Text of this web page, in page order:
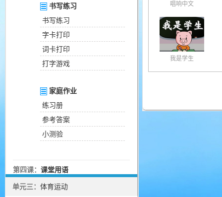
书写练习
书写练习
字卡打印
词卡打印
打字游戏
家庭作业
练习册
参考答案
小测验
第四课： 课堂用语
单元三： 体育运动
唱响中文
我是学生